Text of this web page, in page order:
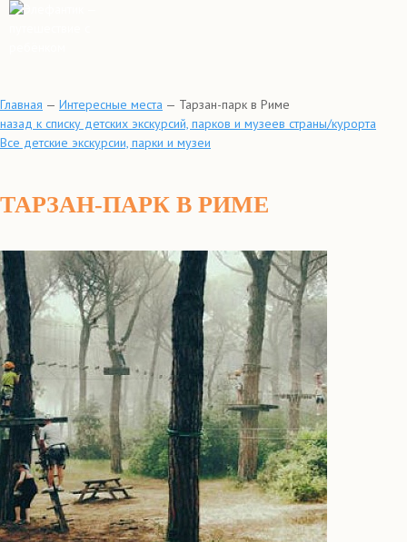
Главная — Интересные места — Тарзан-парк в Риме
назад к списку детских экскурсий, парков и музеев страны/курорта
Все детские экскурсии, парки и музеи
ТАРЗАН-ПАРК В РИМЕ